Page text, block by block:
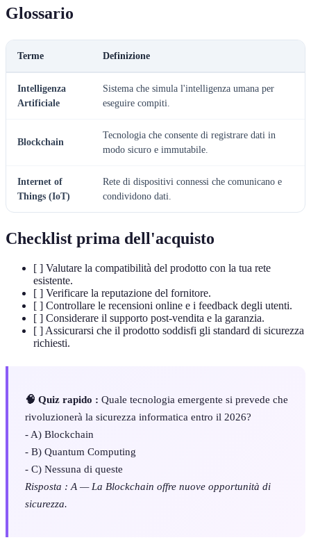
Glossario
Terme Definizione
Intelligenza
Artificiale
Sistema che simula l'intelligenza umana per
eseguire compiti.
Blockchain
Tecnologia che consente di registrare dati in
modo sicuro e immutabile.
Internet of
Things (IoT)
Rete di dispositivi connessi che comunicano e
condividono dati.
Checklist prima dell'acquisto
[ ] Valutare la compatibilità del prodotto con la tua rete
esistente.
[ ] Verificare la reputazione del fornitore.
[ ] Controllare le recensioni online e i feedback degli utenti.
[ ] Considerare il supporto post-vendita e la garanzia.
[ ] Assicurarsi che il prodotto soddisfi gli standard di sicurezza
richiesti.
🧠 Quiz rapido : Quale tecnologia emergente si prevede che
rivoluzionerà la sicurezza informatica entro il 2026?
- A) Blockchain
- B) Quantum Computing
- C) Nessuna di queste
Risposta : A — La Blockchain offre nuove opportunità di
sicurezza.